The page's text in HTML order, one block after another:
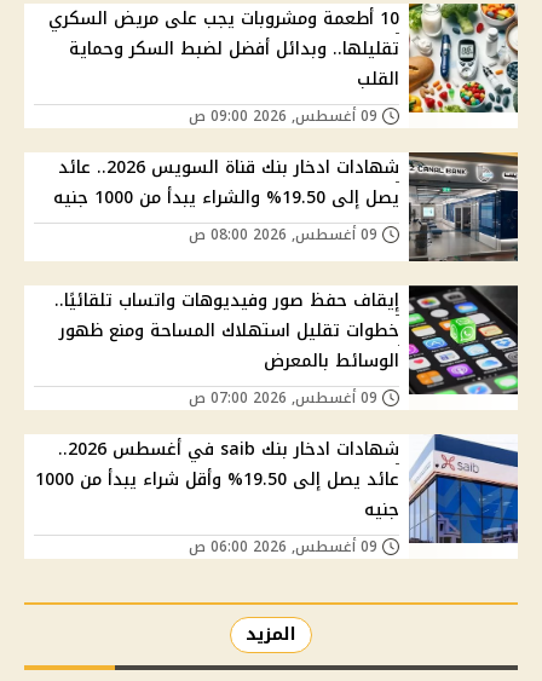
10 أطعمة ومشروبات يجب على مريض السكري
تقليلها.. وبدائل أفضل لضبط السكر وحماية
القلب
شهادات ادخار بنك قناة السويس 2026.. عائد
يصل إلى 19.50% والشراء يبدأ من 1000 جنيه
إيقاف حفظ صور وفيديوهات واتساب تلقائيًا..
خطوات تقليل استهلاك المساحة ومنع ظهور
الوسائط بالمعرض
شهادات ادخار بنك saib في أغسطس 2026..
عائد يصل إلى 19.50% وأقل شراء يبدأ من 1000
جنيه
المزيد